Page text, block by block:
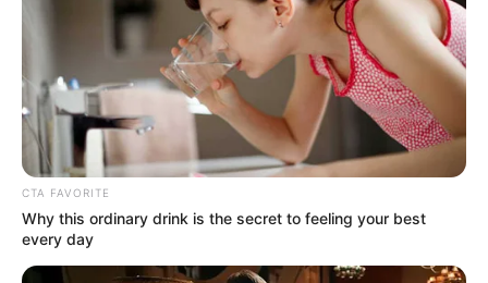
CTA FAVORITE
Why this ordinary drink is the secret to feeling your best
every day